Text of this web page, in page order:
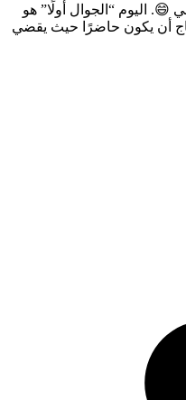
اليوم “الجوال أولًا” هو
أن يكون حاضرًا حيث يقضي